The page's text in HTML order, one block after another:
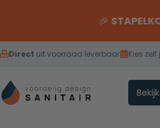
🎉
Direct uit voorraad leverbaar Kies zelf